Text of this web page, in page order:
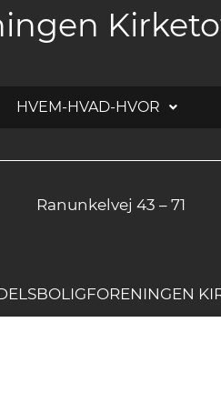
HVEM-HVAD-HVOR
Ranunkelvej 43 – 71